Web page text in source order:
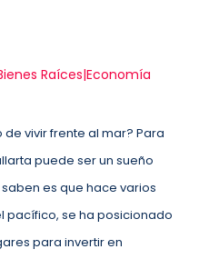
Raíces|Economía
vivir frente al mar? Para
puede ser un sueño
es que hace varios
pacífico, se ha posicionado
para invertir en